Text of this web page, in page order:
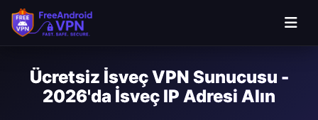
Ana içeriğe atla
Ücretsiz İsveç VPN Sunucusu -
2026'da İsveç IP Adresi Alın